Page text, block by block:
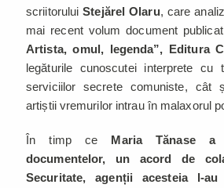
scriitoruluiStejărel Olaru, care
mai recent volum document publicat
Artista, omul, legenda”, Editura
legăturile cunoscutei interprete cu
serviciilor secrete comuniste, cât
artiștii vremurilor intrau în malaxorul
În timp ce Maria Tănase a
documentelor, un acord de
Securitate, agenții acesteia l-au